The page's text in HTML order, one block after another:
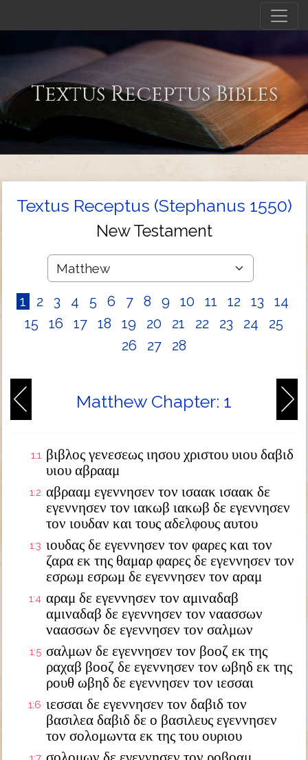
Textus Receptus Bibles
Textus Receptus (Stephanus 1550)
New Testament
1 2 3 4 5 6 7 8 9 10 11 12 13
14
15
16 17 18 19 20 21 22 23 24
25
26
27 28
Matthew Chapter: 1
1:1 βιβλος γενεσεως ιησου χριστου υιου δαβιδ
υιου αβρααμ
1:2 αβρααμ εγεννησεν τον ισαακ ισαακ δε
εγεννησεν τον ιακωβ ιακωβ δε εγεννησεν
τον ιουδαν και τους αδελφους αυτου
1:3 ιουδας δε εγεννησεν τον φαρες και τον
ζαρα εκ της θαμαρ φαρες δε εγεννησεν τον
εσρωμ εσρωμ δε εγεννησεν τον αραμ
1:4 αραμ δε εγεννησεν τον αμιναδαβ
αμιναδαβ δε εγεννησεν τον ναασσων
ναασσων δε εγεννησεν τον σαλμων
1:5 σαλμων δε εγεννησεν τον βοοζ εκ της
ραχαβ βοοζ δε εγεννησεν τον ωβηδ εκ της
ρουθ ωβηδ δε εγεννησεν τον ιεσσαι
1:6 ιεσσαι δε εγεννησεν τον δαβιδ τον
βασιλεα δαβιδ δε ο βασιλευς εγεννησεν
τον σολομωντα εκ της του ουριου